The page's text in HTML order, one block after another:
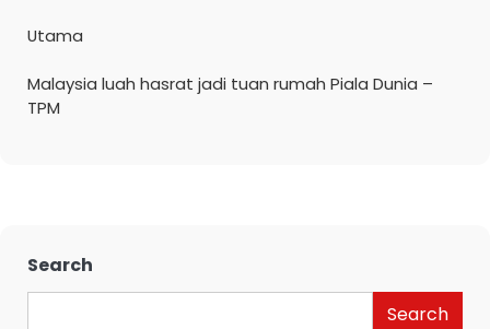
Utama
Malaysia luah hasrat jadi tuan rumah Piala Dunia –
TPM
Search
Search